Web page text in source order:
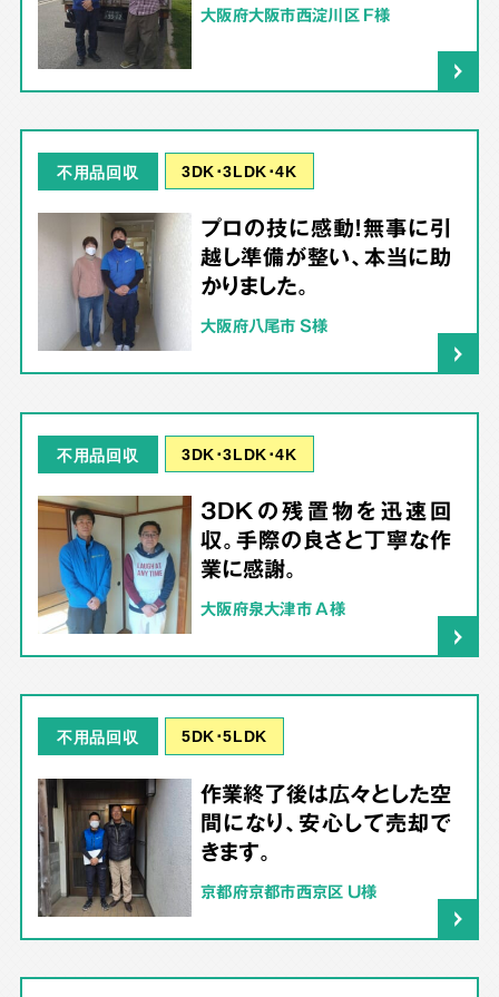
大阪府大阪市西淀川区 F様
不用品回収 3DK･3LDK･4K
プロの技に感動！無事に引
越し準備が整い、本当に助
かりました。
大阪府八尾市 S様
不用品回収 3DK･3LDK･4K
3DKの残置物を迅速回
収。手際の良さと丁寧な作
業に感謝。
大阪府泉大津市 A様
不用品回収 5DK･5LDK
作業終了後は広々とした空
間になり、安心して売却で
きます。
京都府京都市西京区 U様